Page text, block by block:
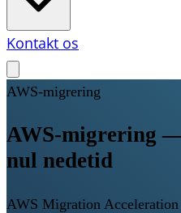
Kontakt os
AWS-migrering
AWS-migrering
nul nedetid
AWS Migration